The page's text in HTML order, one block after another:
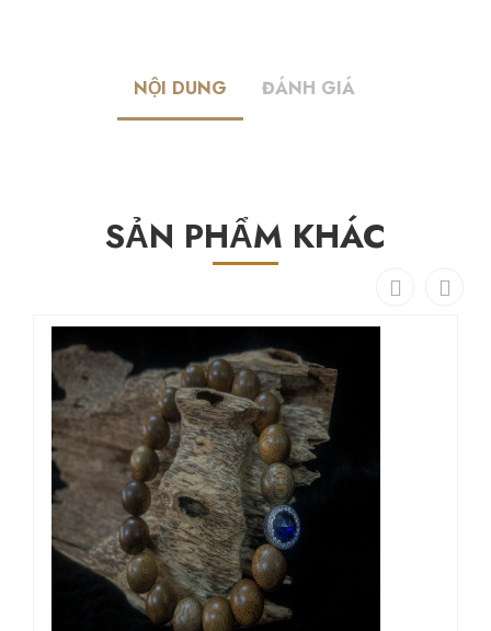
NỘI DUNG ĐÁNH GIÁ
SẢN PHẨM KHÁC